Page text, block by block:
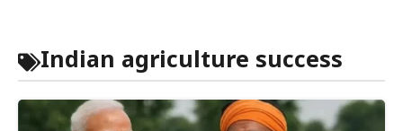
Indian agriculture success